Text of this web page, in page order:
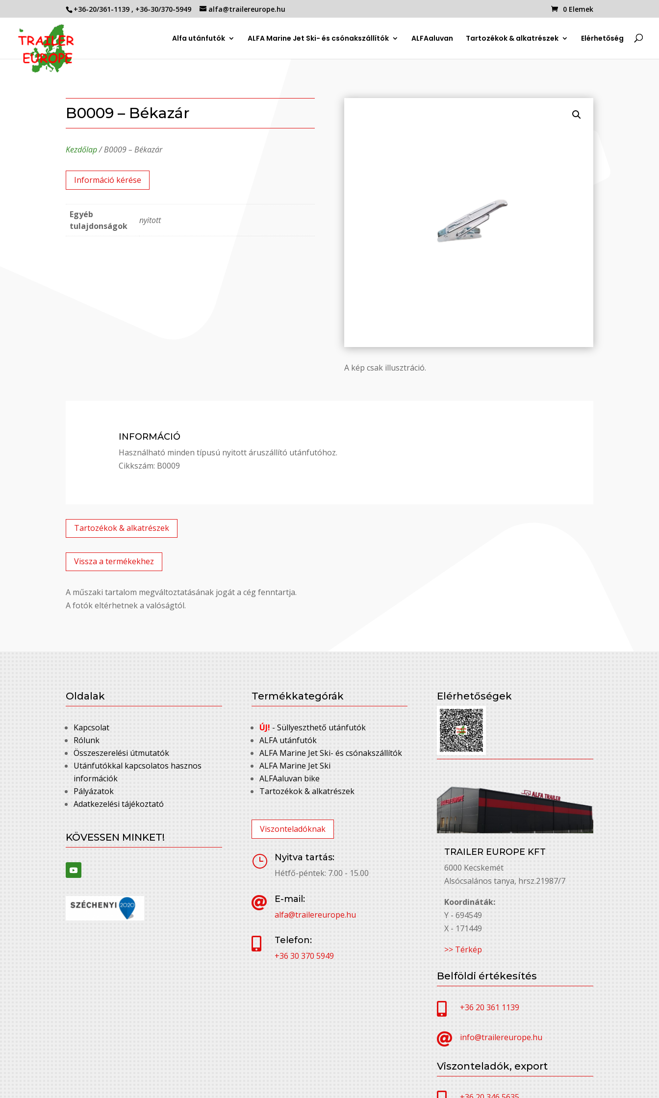
+36-20/361-1139 , +36-30/370-5949 alfa@trailereurope.hu 0 Elemek
Alfa utánfutók ALFA Marine Jet Ski- és csónakszállítók ALFAaluvan Tartozékok & alkatrészek Elérhetőség
B0009 – Békazár
Kezdőlap/ B0009 – Békazár
Információ kérése
Egyéb
tulajdonságok
nyitott
A kép csak illusztráció.
INFORMÁCIÓ
Használható minden típusú nyitott áruszállító utánfutóhoz.
Cikkszám: B0009
Tartozékok & alkatrészek
Vissza a termékekhez
A műszaki tartalom megváltoztatásának jogát a cég fenntartja.
A fotók eltérhetnek a valóságtól.
Oldalak
Kapcsolat
Rólunk
Összeszerelési útmutatók
Utánfutókkal kapcsolatos hasznos
információk
Pályázatok
Adatkezelési tájékoztató
KÖVESSEN MINKET!
Termékkategórák
ÚJ! - Süllyeszthető utánfutók
ALFA utánfutók
ALFA Marine Jet Ski- és csónakszállítók
ALFA Marine Jet Ski
ALFAaluvan bike
Tartozékok & alkatrészek
Viszonteladóknak
}
Nyitva tartás:
Hétfő-péntek: 7.00 - 15.00

E-mail:
alfa@trailereurope.hu

Telefon:
+36 30 370 5949
Elérhetőségek
TRAILER EUROPE KFT
6000 Kecskemét
Alsó￳csalános tanya, hrsz.21987/7
Koordináták:
Y - 694549
X - 171449
>> Térkép
Belföldi értékesítés
 +36 20 361 1139
 info@trailereurope.hu
Viszonteladók, export